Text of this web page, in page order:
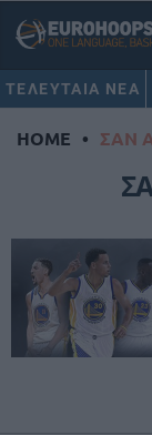
ΤΕΛΕΥΤΑΙΑ ΝΕΑ
HOME • ΣΑΝ